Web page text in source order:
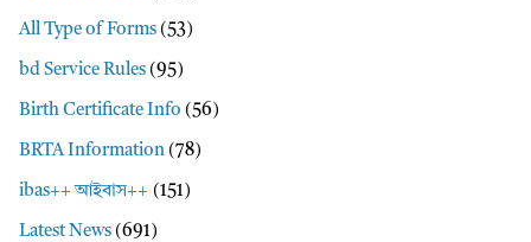
All Type of Forms (53)
bd Service Rules (95)
Birth Certificate Info (56)
BRTA Information (78)
ibas++ আইবাস++ (151)
Latest News (691)